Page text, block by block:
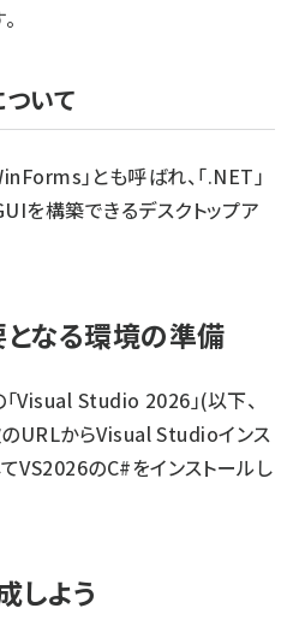
いて
」とも呼ばれ、「.NET」
を構築できるデスクトップア
なる環境の準備
Visual Studio 2026」(以下、
URLからVisual Studioインス
VS2026のC#をインストールし
しよう